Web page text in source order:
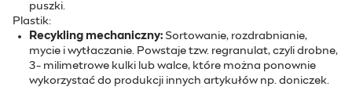
puszki.
Plastik:
Recykling mechaniczny: Sortowanie, rozdrabnianie,
mycie i wytłaczanie. Powstaje tzw. regranulat, czyli drobne,
3- milimetrowe kulki lub walce, które można ponownie
wykorzystać do produkcji innych artykułów np. doniczek.